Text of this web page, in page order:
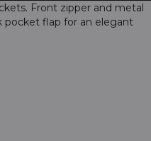
Front zipper and metal
pocket flap for an elegant